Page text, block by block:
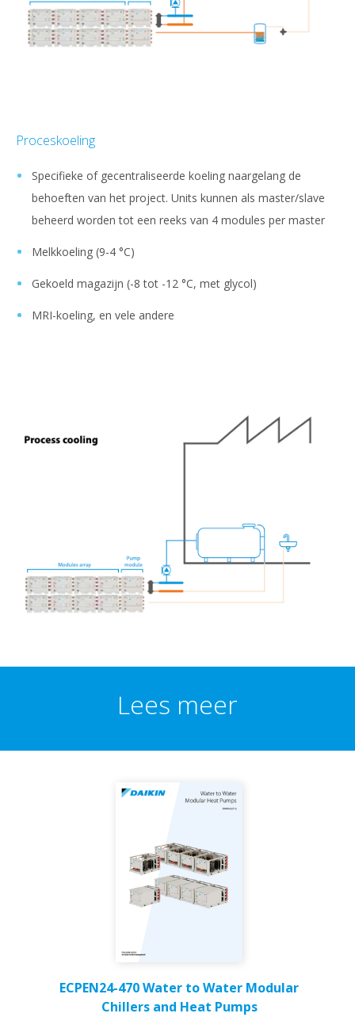
Proceskoeling
Specifieke of gecentraliseerde koeling naargelang de
behoeften van het project. Units kunnen als master/slave
beheerd worden tot een reeks van 4 modules per master
Melkkoeling (9-4 °C)
Gekoeld magazijn (-8 tot -12 °C, met glycol)
MRI-koeling, en vele andere
Lees meer
ECPEN24-470 Water to Water Modular
Chillers and Heat Pumps